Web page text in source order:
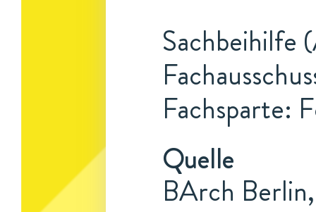
Sachbeihilfe
Fachsparte:
Quelle
BArch